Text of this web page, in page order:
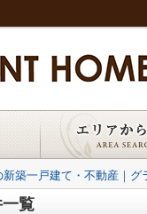
築一戸建て・不動産｜グ
一覧